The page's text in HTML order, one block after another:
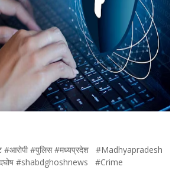
#आरोपी #पुलिस #मध्यप्रदेश #Madhyapradesh
#shabdghoshnews #Crime